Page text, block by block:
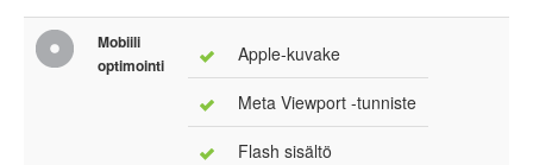
Mobiili
optimointi
Apple-kuvake
Meta Viewport -tunniste
Flash sisältö